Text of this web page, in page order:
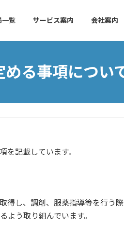
一覧 サービス案内 会社案内
る事項につい
記載しています。
し、調剤、服薬指導等を行う
う取り組んでいます。